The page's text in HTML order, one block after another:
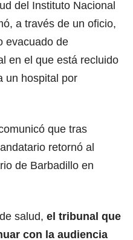
del Instituto Nacional
a través de un oficio,
evacuado de
en el que está recluido
un hospital por
que tras
retornó al
de Barbadillo en
salud, el tribunal que
con la audiencia